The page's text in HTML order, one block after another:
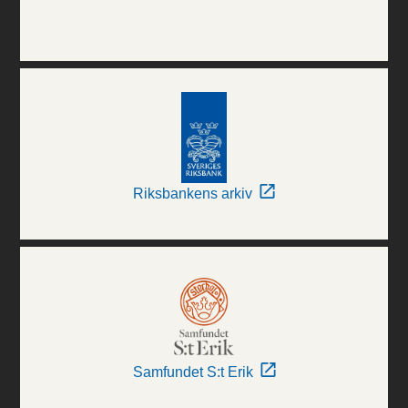
Riksbankens arkiv
Samfundet S:t Erik